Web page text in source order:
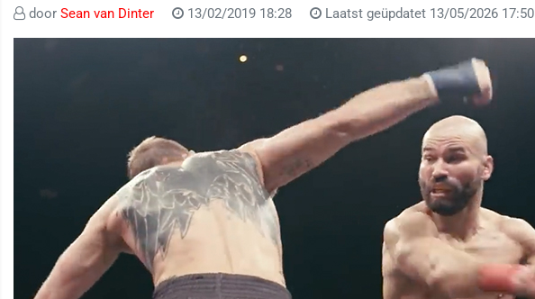
door Sean van Dinter 13/02/2019 18:28 Laatst geüpdatet 13/05/2026 17:50